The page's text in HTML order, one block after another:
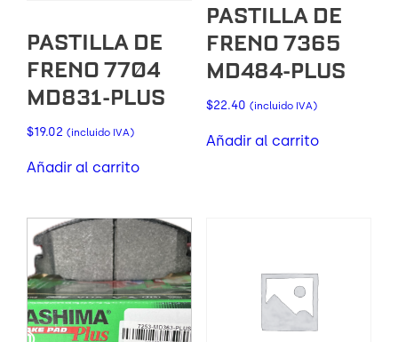
PASTILLA DE
FRENO 7704
MD831-PLUS
$19.02 (incluido IVA)
Añadir al carrito
PASTILLA DE
FRENO 7365
MD484-PLUS
$22.40 (incluido IVA)
Añadir al carrito